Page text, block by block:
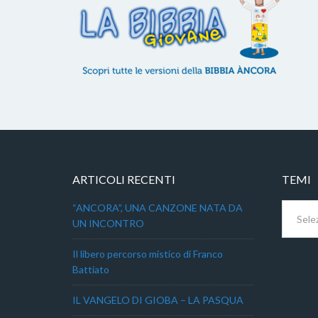
ARTICOLI RECENTI
“ANCORA”, UNA CANZONE NATA DA
UN INCONTRO
Il libero percorso mistico di Franco
Battiato
IL VANGELO DI GIOBA – LA PASQUA
TEMI